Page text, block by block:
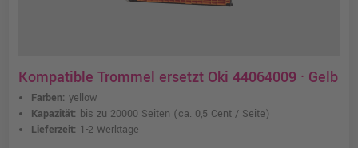
Kompatible Trommel ersetzt Oki 44064009 · Gelb
Farben: yellow
Kapazität: bis zu 20000 Seiten (ca. 0,5 Cent / Seite)
Lieferzeit: 1-2 Werktage